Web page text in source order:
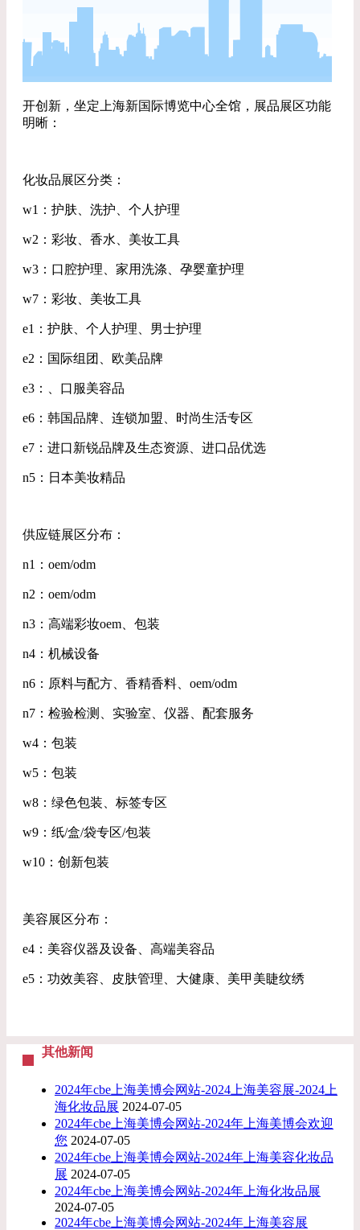
开创新，坐定上海新国际博览中心全馆，展品展区功能
明晰：
化妆品展区分类：
w1：护肤、洗护、个人护理
w2：彩妆、香水、美妆工具
w3：口腔护理、家用洗涤、孕婴童护理
w7：彩妆、美妆工具
e1：护肤、个人护理、男士护理
e2：国际组团、欧美品牌
e3：、口服美容品
e6：韩国品牌、连锁加盟、时尚生活专区
e7：进口新锐品牌及生态资源、进口品优选
n5：日本美妆精品
供应链展区分布：
n1：oem/odm
n2：oem/odm
n3：高端彩妆oem、包装
n4：机械设备
n6：原料与配方、香精香料、oem/odm
n7：检验检测、实验室、仪器、配套服务
w4：包装
w5：包装
w8：绿色包装、标签专区
w9：纸/盒/袋专区/包装
w10：创新包装
美容展区分布：
e4：美容仪器及设备、高端美容品
e5：功效美容、皮肤管理、大健康、美甲美睫纹绣
其他新闻
2024年cbe上海美博会网站-2024上海美容展-2024上
海化妆品展 2024-07-05
2024年cbe上海美博会网站-2024年上海美博会欢迎
您 2024-07-05
2024年cbe上海美博会网站-2024年上海美容化妆品
展 2024-07-05
2024年cbe上海美博会网站-2024年上海化妆品展
2024-07-05
2024年cbe上海美博会网站-2024年上海美容展